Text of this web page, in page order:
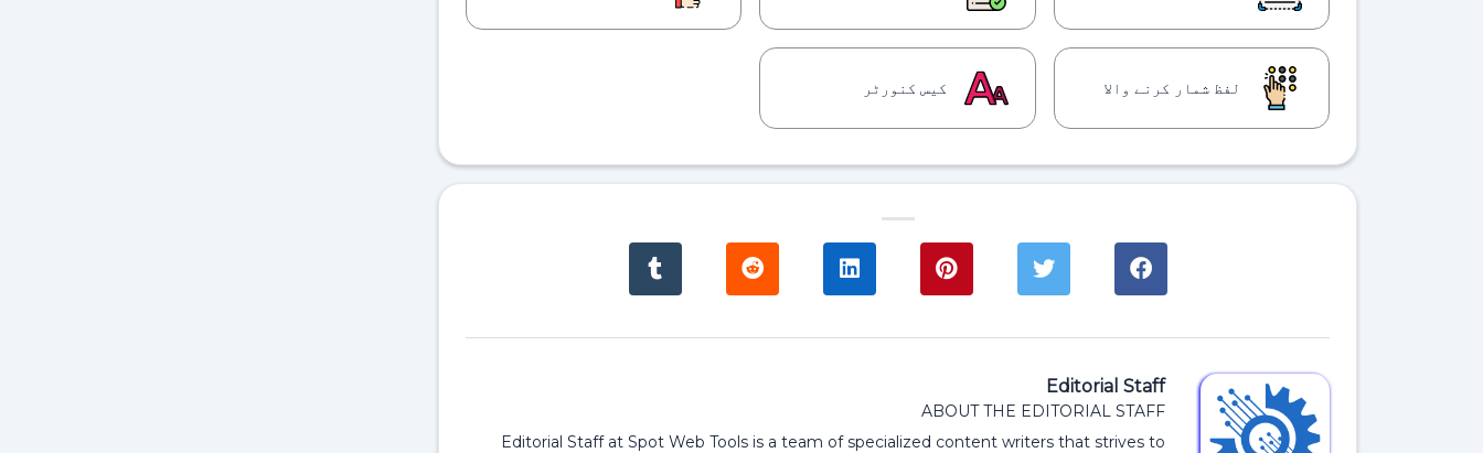
لفظ شمار کرنے والا کیس کنورٹر
Editorial Staff
ABOUT THE EDITORIAL STAFF
Editorial Staff at Spot Web Tools is a team of specialized content writers that strives to